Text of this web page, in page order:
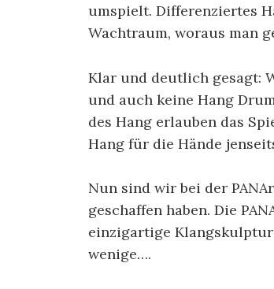
umspielt. Differenziertes
Wachtraum, woraus man
Klar und deutlich gesagt:
und auch keine Hang
des Hang erlauben das
Hang für die Hände
Nun sind wir bei der
geschaffen haben. Die
einzigartige
wenige….